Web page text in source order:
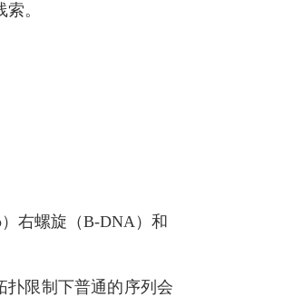
。
右螺旋（B-DNA）和
扑限制下普通的序列会